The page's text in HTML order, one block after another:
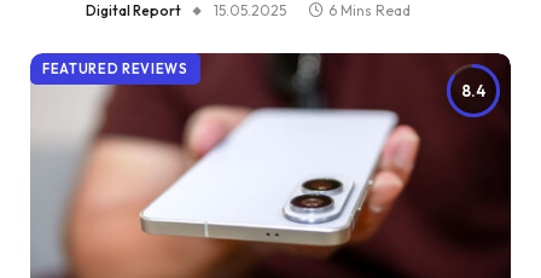
Digital Report 15.05.2025 6 Mins Read
8.4
FEATURED REVIEWS